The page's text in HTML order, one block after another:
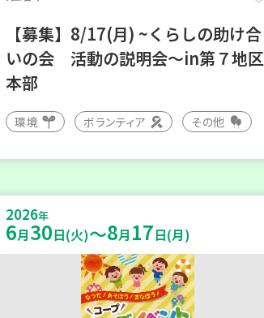
【募集】8/17(月) ~くらしの助け合
いの会 活動の説明会～in第７地区
本部
環境 ボランティア その他
2026年
6月30日(火)～8月 17日(月)